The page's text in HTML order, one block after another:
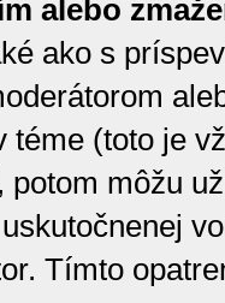
alebo
ako s
téme (toto je
potom môžu
Tímto